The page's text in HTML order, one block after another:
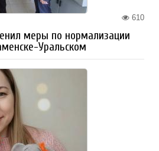
610
меры по нормализации
Уральском